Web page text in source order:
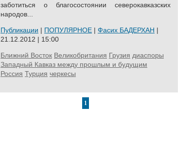
заботиться о благосостоянии северокавказских
народов...
Публикации | ПОПУЛЯРНОЕ | Фасих БАДЕРХАН |
21.12.2012 | 15:00
Ближний Восток Великобритания Грузия диаспоры
Западный Кавказ между прошлым и будущим
Россия Турция черкесы
1